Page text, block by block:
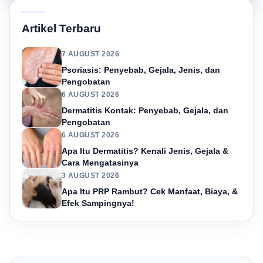
Artikel Terbaru
7 AUGUST 2026
Psoriasis: Penyebab, Gejala, Jenis, dan
Pengobatan
6 AUGUST 2026
Dermatitis Kontak: Penyebab, Gejala, dan
Pengobatan
6 AUGUST 2026
Apa Itu Dermatitis? Kenali Jenis, Gejala &
Cara Mengatasinya
3 AUGUST 2026
Apa Itu PRP Rambut? Cek Manfaat, Biaya, &
Efek Sampingnya!